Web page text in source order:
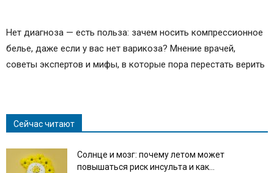
Нет диагноза — есть польза: зачем носить компрессионное
белье, даже если у вас нет варикоза? Мнение врачей,
советы экспертов и мифы, в которые пора перестать верить
Сейчас читают
Солнце и мозг: почему летом может
повышаться риск инсульта и как...